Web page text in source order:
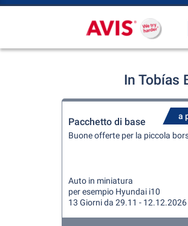
In Tobías
a
Pacchetto di base
Buone offerte per la piccola
Auto in miniatura
per esempio Hyundai i10
13 Giorni da 29.11 - 12.12.2026